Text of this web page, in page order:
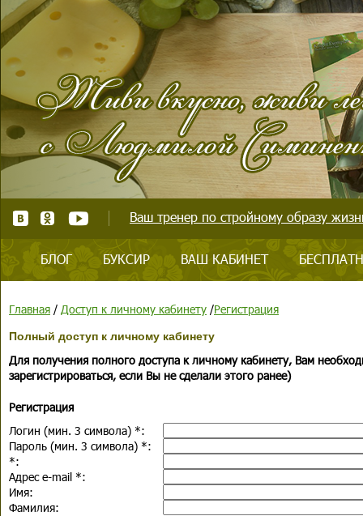
Ваш тренер по стройному образу
БЛОГ БУКСИР ВАШ КАБИНЕТ
Главная / Доступ к личному кабинету /Регистрация
Полный доступ к личному кабинету
Для получения полного доступа к личному кабинету, Вам
зарегистрироваться, если Вы не сделали этого ранее)
Регистрация
Логин (мин. 3 символа) *:
Пароль (мин. 3 символа) *:
*:
Адрес e-mail *:
Имя:
Фамилия: